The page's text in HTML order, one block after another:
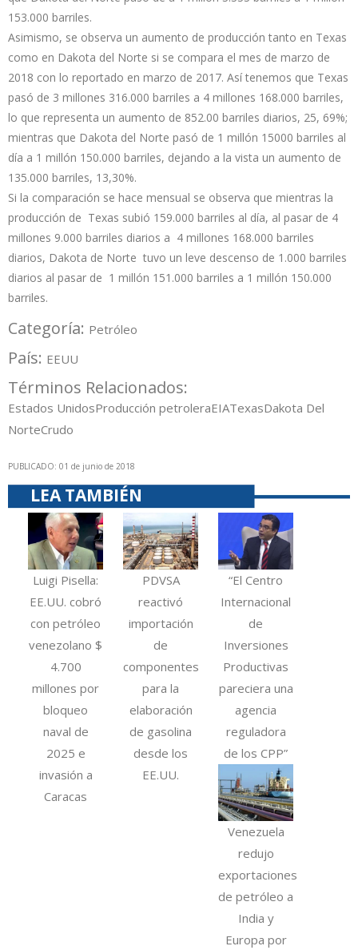
153.000 barriles.
Asimismo, se observa un aumento de producción tanto en Texas
como en Dakota del Norte si se compara el mes de marzo de
2018 con lo reportado en marzo de 2017. Así tenemos que Texas
pasó de 3 millones 316.000 barriles a 4 millones 168.000 barriles,
lo que representa un aumento de 852.00 barriles diarios, 25, 69%;
mientras que Dakota del Norte pasó de 1 millón 15000 barriles al
día a 1 millón 150.000 barriles, dejando a la vista un aumento de
135.000 barriles, 13,30%.
Si la comparación se hace mensual se observa que mientras la
producción de Texas subió 159.000 barriles al día, al pasar de 4
millones 9.000 barriles diarios a 4 millones 168.000 barriles
diarios, Dakota de Norte tuvo un leve descenso de 1.000 barriles
diarios al pasar de 1 millón 151.000 barriles a 1 millón 150.000
barriles.
Categoría: Petróleo
País: EEUU
Términos Relacionados:
Estados UnidosProducción petroleraEIATexasDakota Del
NorteCrudo
PUBLICADO: 01 de junio de 2018
LEA TAMBIÉN
Luigi Pisella:
EE.UU. cobró
con petróleo
venezolano $
4.700
millones por
bloqueo
naval de
2025 e
invasión a
Caracas
PDVSA
reactivó
importación
de
componentes
para la
elaboración
de gasolina
desde los
EE.UU.
“El Centro
Internacional
de
Inversiones
Productivas
pareciera una
agencia
reguladora
de los CPP”
Venezuela
redujo
exportaciones
de petróleo a
India y
Europa por